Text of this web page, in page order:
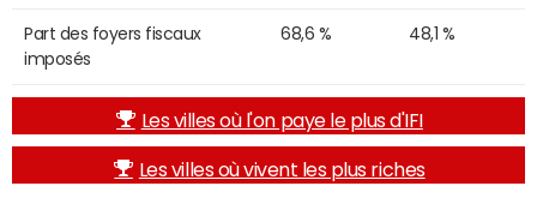
Part des foyers fiscaux
imposés
68,6 % 48,1 %
Les villes où l'on paye le plus d'IFI
Les villes où vivent les plus riches